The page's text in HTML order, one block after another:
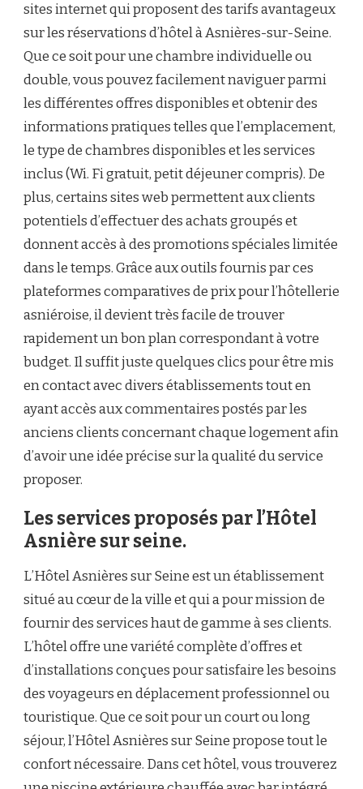
sites internet qui proposent des tarifs avantageux
sur les réservations d’hôtel à Asnières-sur-Seine.
Que ce soit pour une chambre individuelle ou
double, vous pouvez facilement naviguer parmi
les différentes offres disponibles et obtenir des
informations pratiques telles que l’emplacement,
le type de chambres disponibles et les services
inclus (Wi. Fi gratuit, petit déjeuner compris). De
plus, certains sites web permettent aux clients
potentiels d’effectuer des achats groupés et
donnent accès à des promotions spéciales limitée
dans le temps. Grâce aux outils fournis par ces
plateformes comparatives de prix pour l’hôtellerie
asniéroise, il devient très facile de trouver
rapidement un bon plan correspondant à votre
budget. Il suffit juste quelques clics pour être mis
en contact avec divers établissements tout en
ayant accès aux commentaires postés par les
anciens clients concernant chaque logement afin
d’avoir une idée précise sur la qualité du service
proposer.
Les services proposés par l’Hôtel
Asnière sur seine.
L’Hôtel Asnières sur Seine est un établissement
situé au cœur de la ville et qui a pour mission de
fournir des services haut de gamme à ses clients.
L’hôtel offre une variété complète d’offres et
d’installations conçues pour satisfaire les besoins
des voyageurs en déplacement professionnel ou
touristique. Que ce soit pour un court ou long
séjour, l’Hôtel Asnières sur Seine propose tout le
confort nécessaire. Dans cet hôtel, vous trouverez